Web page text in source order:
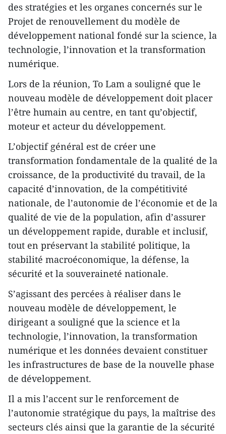
des stratégies et les organes concernés sur le
Projet de renouvellement du modèle de
développement national fondé sur la science, la
technologie, l’innovation et la transformation
numérique.
Lors de la réunion, To Lam a souligné que le
nouveau modèle de développement doit placer
l’être humain au centre, en tant qu’objectif,
moteur et acteur du développement.
L’objectif général est de créer une
transformation fondamentale de la qualité de la
croissance, de la productivité du travail, de la
capacité d’innovation, de la compétitivité
nationale, de l’autonomie de l’économie et de la
qualité de vie de la population, afin d’assurer
un développement rapide, durable et inclusif,
tout en préservant la stabilité politique, la
stabilité macroéconomique, la défense, la
sécurité et la souveraineté nationale.
S’agissant des percées à réaliser dans le
nouveau modèle de développement, le
dirigeant a souligné que la science et la
technologie, l’innovation, la transformation
numérique et les données devaient constituer
les infrastructures de base de la nouvelle phase
de développement.
Il a mis l’accent sur le renforcement de
l’autonomie stratégique du pays, la maîtrise des
secteurs clés ainsi que la garantie de la sécurité